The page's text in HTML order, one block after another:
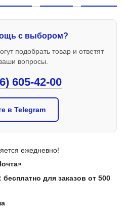
с выбором?
подобрать товар и ответят
вопросы.
605-42-00
в Telegram
ежедневно!
для заказов от 500